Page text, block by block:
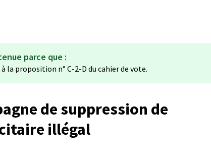
parce que :
la proposition n° C-2-D du cahier de vote.
de suppression de
illégal